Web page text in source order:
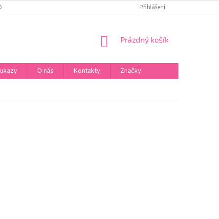
Přihlášení
NÁKUPNÍ
Prázdný košík
O nás Kontakty Značky